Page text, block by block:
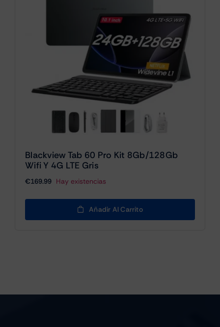
Blackview Tab 60 Pro Kit 8Gb/128Gb
Wifi Y 4G LTE Gris
€169.99 Hay existencias
Añadir Al Carrito